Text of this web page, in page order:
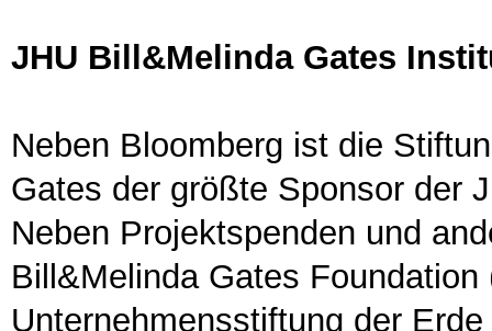
JHU Bill&Melinda Gates
Neben Bloomberg ist die
Gates der größte Sponsor der
Neben Projektspenden und
Bill&Melinda Gates
Unternehmensstiftung der